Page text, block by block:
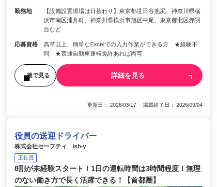
勤務地
【設備設置現場は日替わり】東京都世田谷池尻、神奈川県横
浜市南区浦舟町、神奈川県横浜市旭区中尾、東京都北区赤羽
台など
応募資格
高卒以上、簡単なExcelでの入力作業ができる方 ★経験不
問 ★普通自動車運転免許あれば尚可
後で見る 詳細を見る
更新日： 2026/03/17 掲載終了日： 2026/09/04
役員の送迎ドライバー
株式会社セーフティ /sh-y
正社員
8割が未経験スタート！1日の運転時間は3時間程度！無理
のない働き方で長く活躍できる！【首都圏】